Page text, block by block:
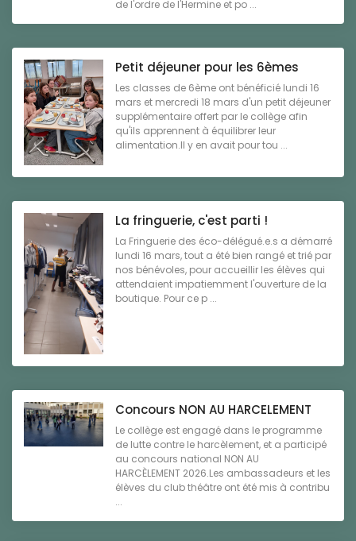
de l'ordre de l'Hermine et po ...
Petit déjeuner pour les 6èmes
Les classes de 6ème ont bénéficié lundi 16
mars et mercredi 18 mars d'un petit déjeuner
supplémentaire offert par le collège afin
qu'ils apprennent à équilibrer leur
alimentation.Il y en avait pour tou ...
La fringuerie, c'est parti !
La Fringuerie des éco-délégué.e.s a démarré
lundi 16 mars, tout a été bien rangé et trié par
nos bénévoles, pour accueillir les élèves qui
attendaient impatiemment l'ouverture de la
boutique. Pour ce p ...
Concours NON AU HARCELEMENT
Le collège est engagé dans le programme
de lutte contre le harcèlement, et a participé
au concours national NON AU
HARCÈLEMENT 2026.Les ambassadeurs et les
élèves du club théâtre ont été mis à contribu
...